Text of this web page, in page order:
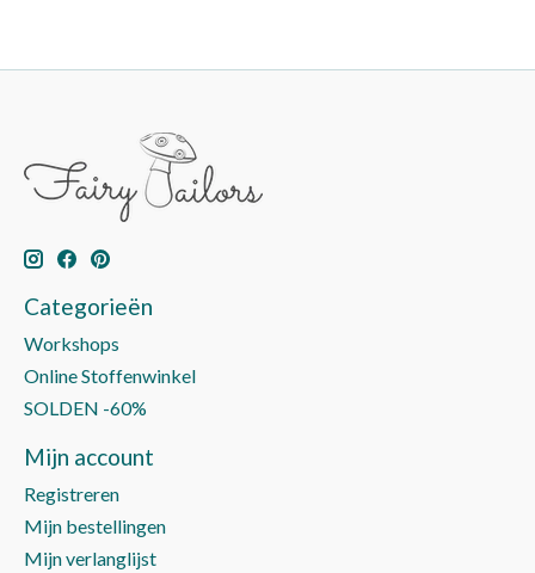
Categorieën
Workshops
Online Stoffenwinkel
SOLDEN -60%
Mijn account
Registreren
Mijn bestellingen
Mijn verlanglijst